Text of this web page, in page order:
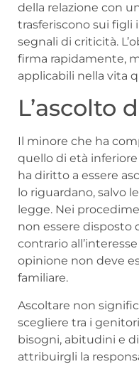
della relazione con
trasferiscono sui
segnali di criticità.
firma rapidamente,
applicabili nella vita
L’ascolto
Il minore che ha
quello di età
ha diritto a essere
lo riguardano, salvo
legge. Nei
non essere disposto
contrario
opinione non deve
familiare.
Ascoltare non
scegliere tra i
bisogni, abitudini e
attribuirgli la